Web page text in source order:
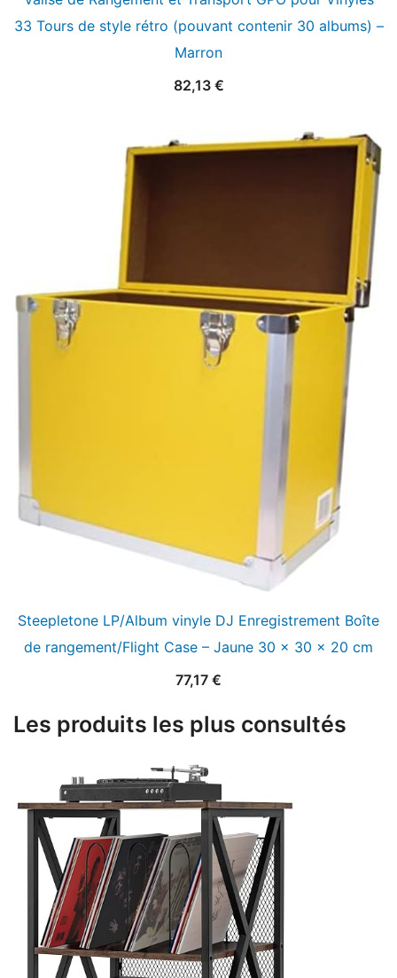
33 Tours de style rétro (pouvant contenir 30 albums) –
Marron
82,13 €
Steepletone LP/Album vinyle DJ Enregistrement Boîte
de rangement/Flight Case – Jaune 30 x 30 x 20 cm
77,17 €
Les produits les plus consultés